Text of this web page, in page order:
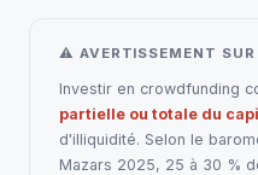
⚠ AVERTISSEMENT SUR
Investir en crowdfunding
partielle ou totale du
d'illiquidité. Selon le
Mazars 2025, 25 à 30 %